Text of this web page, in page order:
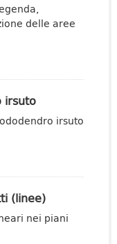
delle aree
irsuto
irsuto
(linee)
nei piani